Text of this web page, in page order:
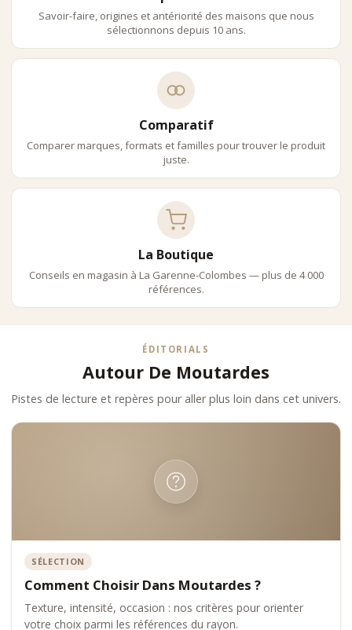
Savoir-faire, origines et antériorité des maisons que nous
sélectionnons depuis 10 ans.
Comparatif
Comparer marques, formats et familles pour trouver le produit
juste.
La Boutique
Conseils en magasin à La Garenne-Colombes — plus de 4 000
références.
ÉDITORIALS
Autour De Moutardes
Pistes de lecture et repères pour aller plus loin dans cet univers.
SÉLECTION
Comment Choisir Dans Moutardes ?
Texture, intensité, occasion : nos critères pour orienter
votre choix parmi les références du rayon.